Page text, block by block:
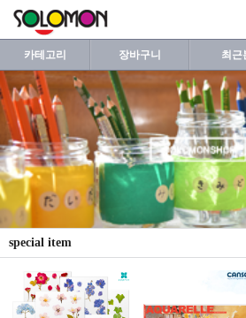
카테고리 장바구니 최근
special item